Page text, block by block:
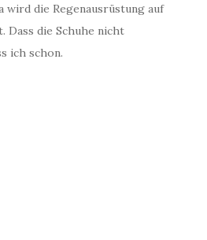
wird die Regenausrüstung auf
Dass die Schuhe nicht
ich schon.